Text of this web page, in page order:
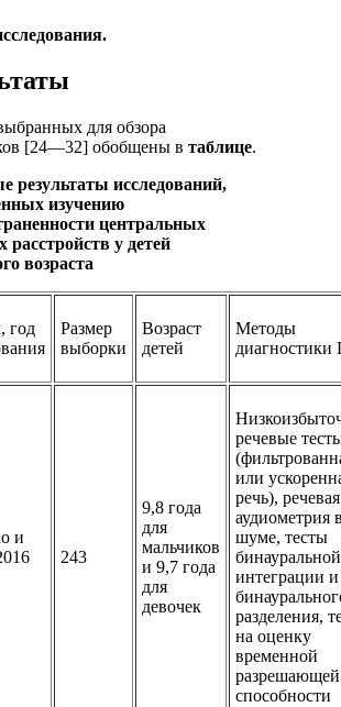
для обзора
[24—32] обобщены втаблице.
результаты исследований,
изучению
центральных
расстройств у детей
возраста
год
Размер
выборки
Возраст
детей
Методы
и
243
9,8 года
для
мальчиков
и 9,7 года
для
девочек
речевые
или
речь), речевая
аудиометрия
шуме, тесты
бинауральной
интеграции и
разделения,
на оценку
временной
разрешающей
способности